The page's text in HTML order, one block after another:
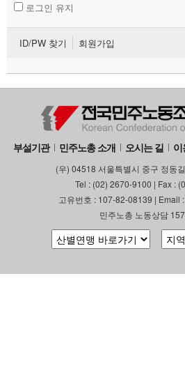
로그인 유지
ID/PW 찾기 회원가입
부설기관 민주노총 소개 오시는 길
(우) 04518 서울특별시 중구 정동
Tel : (02) 2670-9100 | Fax :
고유번호 : 107-82-08139 | Email
민주노총 노동상담
- 전국 노동상담소 안내
자료
부설기관